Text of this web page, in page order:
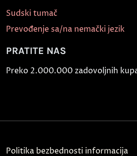
Sudski tumač
Prevođenje sa/na nemački jezik
PRATITE NAS
Preko 2.000.000 zadovoljnih
Politika bezbednosti informacija